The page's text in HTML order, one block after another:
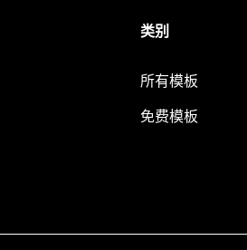
类别
所有模板
免费模板